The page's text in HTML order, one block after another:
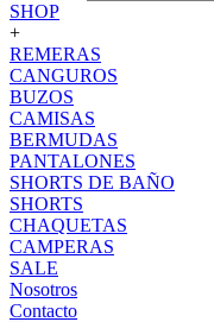
SHOP
+
REMERAS
CANGUROS
BUZOS
CAMISAS
BERMUDAS
PANTALONES
SHORTS DE BAÑO
SHORTS
CHAQUETAS
CAMPERAS
SALE
Nosotros
Contacto